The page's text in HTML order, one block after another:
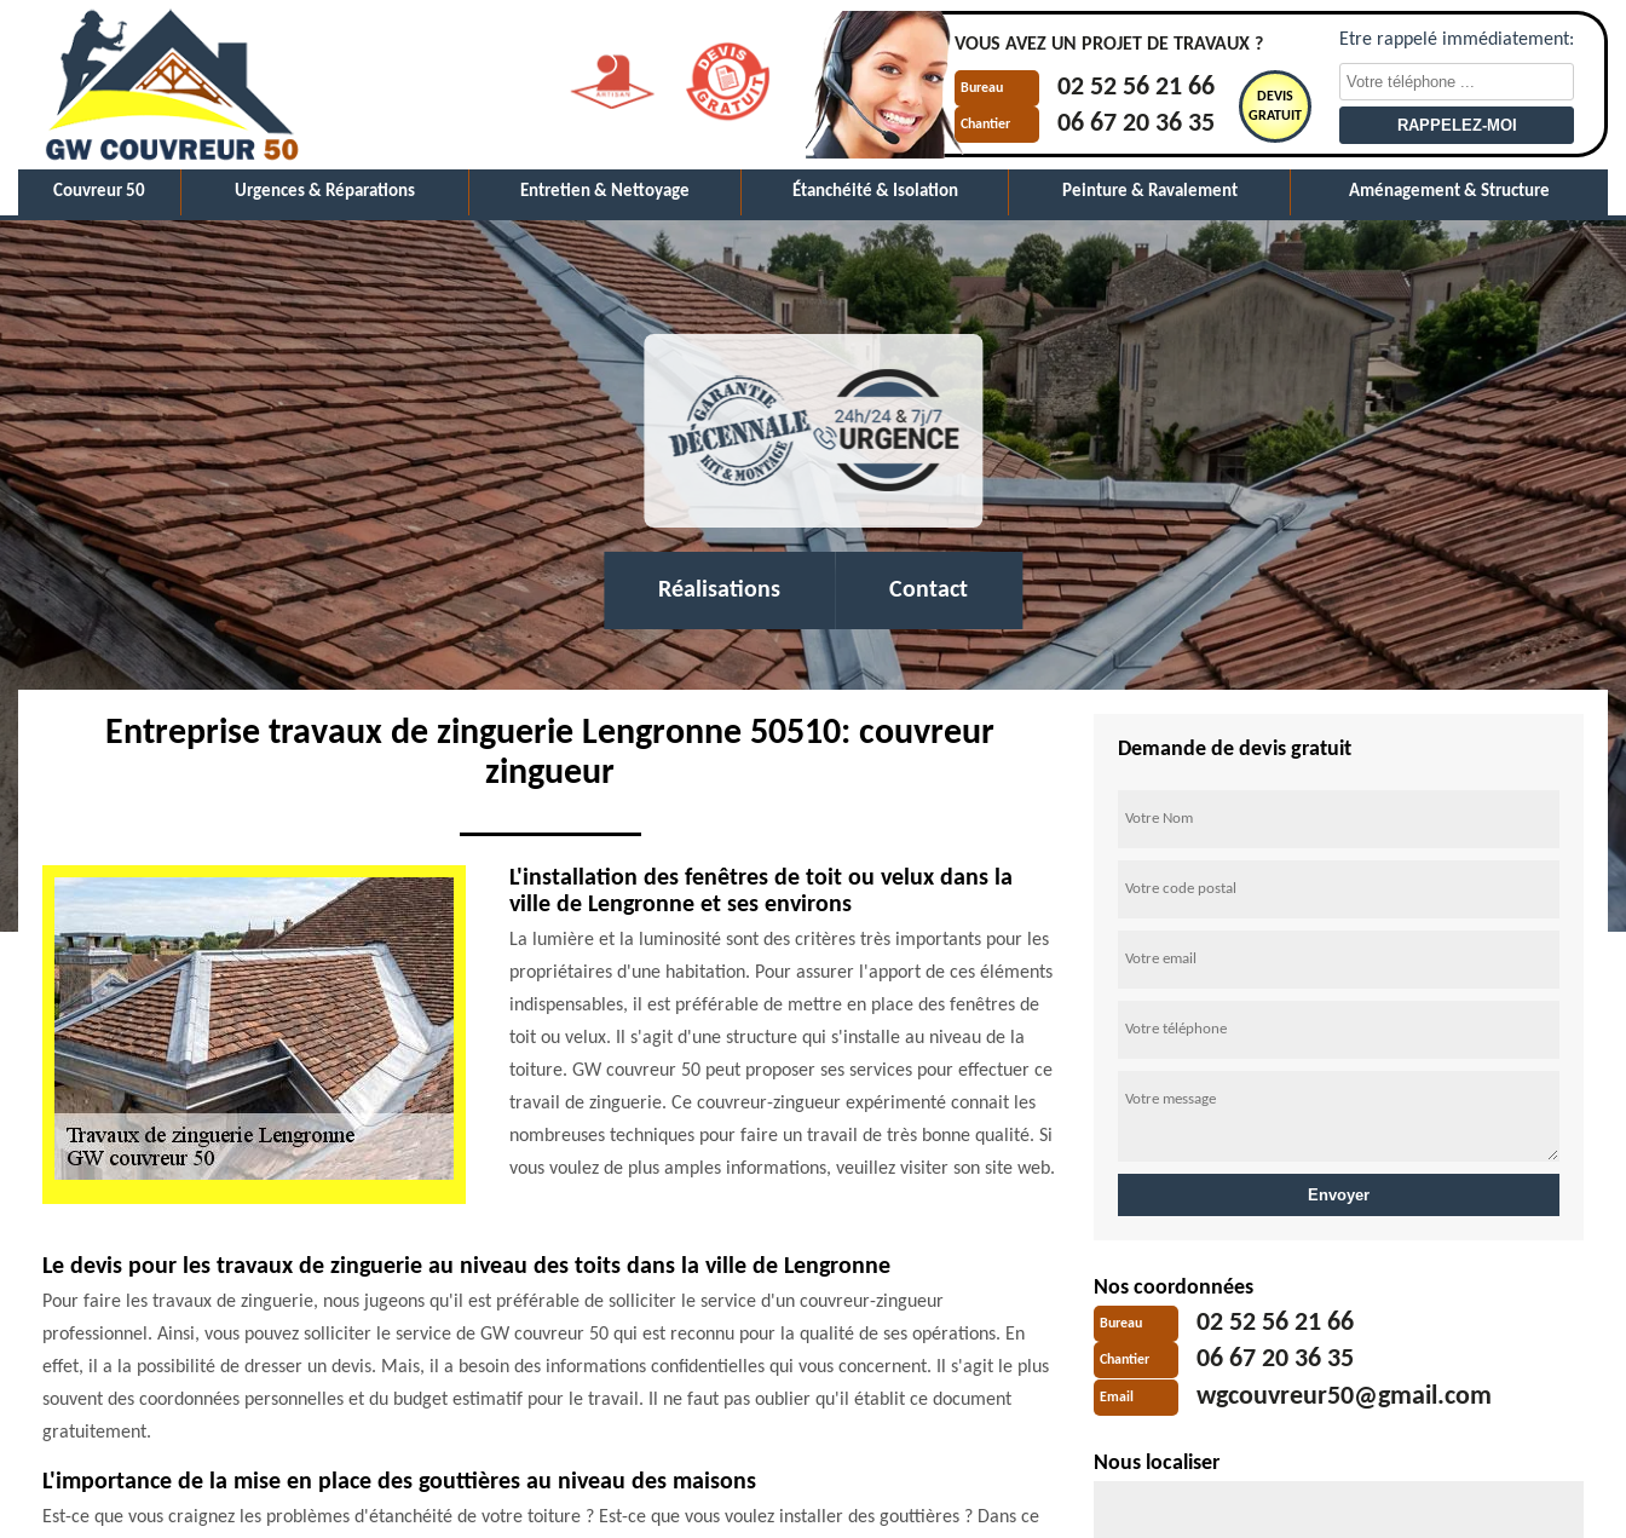
VOUS AVEZ UN PROJET DE TRAVAUX ?
Bureau 02 52 56 21 66
Chantier 06 67 20 36 35
DEVIS
GRATUIT
Etre rappelé immédiatement:
Couvreur 50 Urgences & Réparations Entretien & Nettoyage Étanchéité & Isolation Peinture & Ravalement Aménagement & Structure
Réalisations Contact
Entreprise travaux de zinguerie Lengronne 50510: couvreur
zingueur
L'installation des fenêtres de toit ou velux dans la
ville de Lengronne et ses environs
La lumière et la luminosité sont des critères très importants pour les
propriétaires d'une habitation. Pour assurer l'apport de ces éléments
indispensables, il est préférable de mettre en place des fenêtres de
toit ou velux. Il s'agit d'une structure qui s'installe au niveau de la
toiture. GW couvreur 50 peut proposer ses services pour effectuer ce
travail de zinguerie. Ce couvreur-zingueur expérimenté connait les
nombreuses techniques pour faire un travail de très bonne qualité. Si
vous voulez de plus amples informations, veuillez visiter son site web.
Le devis pour les travaux de zinguerie au niveau des toits dans la ville de Lengronne
Pour faire les travaux de zinguerie, nous jugeons qu'il est préférable de solliciter le service d'un couvreur-zingueur
professionnel. Ainsi, vous pouvez solliciter le service de GW couvreur 50 qui est reconnu pour la qualité de ses opérations. En
effet, il a la possibilité de dresser un devis. Mais, il a besoin des informations confidentielles qui vous concernent. Il s'agit le plus
souvent des coordonnées personnelles et du budget estimatif pour le travail. Il ne faut pas oublier qu'il établit ce document
gratuitement.
L'importance de la mise en place des gouttières au niveau des maisons
Est-ce que vous craignez les problèmes d'étanchéité de votre toiture ? Est-ce que vous voulez installer des gouttières ? Dans ce
Demande de devis gratuit
Nos coordonnées
Bureau 02 52 56 21 66
Chantier 06 67 20 36 35
Email wgcouvreur50@gmail.com
Nous localiser